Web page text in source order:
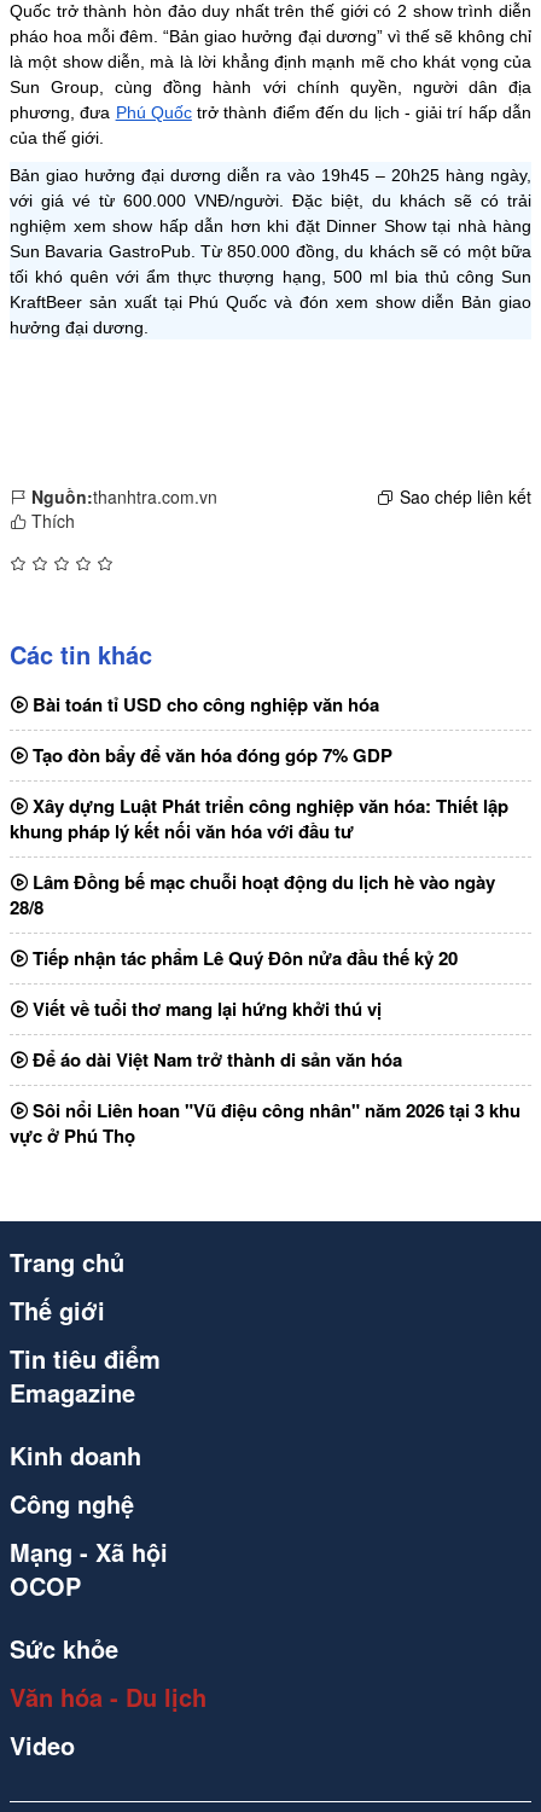
Quốc trở thành hòn đảo duy nhất trên thế giới có 2 show trình diễn
pháo hoa mỗi đêm. “Bản giao hưởng đại dương” vì thế sẽ không chỉ
là một show diễn, mà là lời khẳng định mạnh mẽ cho khát vọng của
Sun Group, cùng đồng hành với chính quyền, người dân địa
phương, đưa Phú Quốctrở thành điểm đến du lịch - giải trí hấp dẫn
của thế giới.
Bản giao hưởng đại dương diễn ra vào 19h45 – 20h25 hàng ngày,
với giá vé từ 600.000 VNĐ/người. Đặc biệt, du khách sẽ có trải
nghiệm xem show hấp dẫn hơn khi đặt Dinner Show tại nhà hàng
Sun Bavaria GastroPub. Từ 850.000 đồng, du khách sẽ có một bữa
tối khó quên với ẩm thực thượng hạng, 500 ml bia thủ công Sun
KraftBeer sản xuất tại Phú Quốc và đón xem show diễn Bản giao
hưởng đại dương.
Nguồn:thanhtra.com.vn
Sao chép liên kết
Thích
Các tin khác
Bài toán tỉ USD cho công nghiệp văn hóa
Tạo đòn bẩy để văn hóa đóng góp 7% GDP
Xây dựng Luật Phát triển công nghiệp văn hóa: Thiết lập
khung pháp lý kết nối văn hóa với đầu tư
Lâm Đồng bế mạc chuỗi hoạt động du lịch hè vào ngày
28/8
Tiếp nhận tác phẩm Lê Quý Đôn nửa đầu thế kỷ 20
Viết về tuổi thơ mang lại hứng khởi thú vị
Để áo dài Việt Nam trở thành di sản văn hóa
Sôi nổi Liên hoan "Vũ điệu công nhân" năm 2026 tại 3 khu
vực ở Phú Thọ
Trang chủ
Thế giới
Tin tiêu điểm
Emagazine
Kinh doanh
Công nghệ
Mạng - Xã hội
OCOP
Sức khỏe
Văn hóa - Du lịch
Video